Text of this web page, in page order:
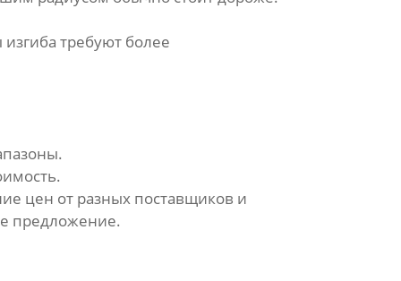
требуют более
цен от разных поставщиков и
предложение.